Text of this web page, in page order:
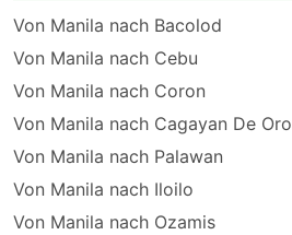
Von Manila nach Bacolod
Von Manila nach Cebu
Von Manila nach Coron
Von Manila nach Cagayan De Oro
Von Manila nach Palawan
Von Manila nach Iloilo
Von Manila nach Ozamis